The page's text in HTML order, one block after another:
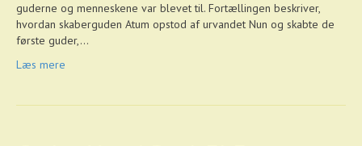
guderne og menneskene var blevet til. Fortællingen beskriver,
hvordan skaberguden Atum opstod af urvandet Nun og skabte de
første guder,…
Læs mere